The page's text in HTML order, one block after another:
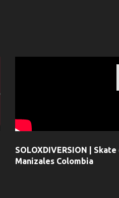
SOLOXDIVERSION | Skate
Manizales Colombia